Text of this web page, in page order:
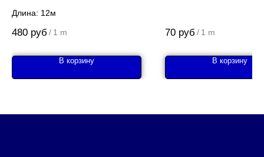
Длина: 12м
480 руб / 1 m
В корзину
70 руб / 1 m
В корзину